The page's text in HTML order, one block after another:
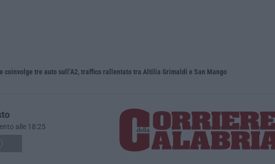
coinvolge tre auto sull’A2, traffico rallentato tra Altilia Grimaldi e San Mango
alle 18:25